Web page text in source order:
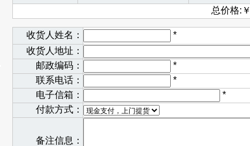
总价格:￥
收货人姓名：
*
收货人地址：
邮政编码：
*
联系电话：
*
电子信箱：
*
付款方式：
备注信息：